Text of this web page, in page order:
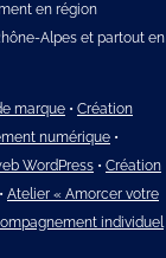
en région
Alpes et partout en
marque • Création
numérique •
WordPress • Création
• Atelier « Amorcer votre
individuel